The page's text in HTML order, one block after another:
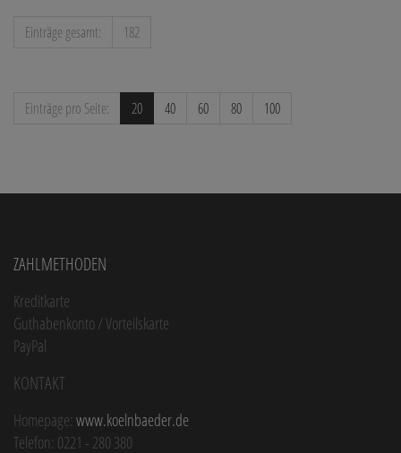
Einträge gesamt: 182
Einträge pro Seite: 20 40 60 80 100
Zahlmethoden
Kreditkarte
Guthabenkonto / Vorteilskarte
PayPal
Kontakt
Homepage: www.koelnbaeder.de
Telefon: 0221 - 280 380